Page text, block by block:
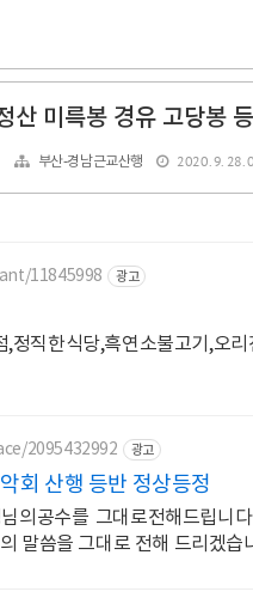
산 미륵봉 경유 고당봉
부산-경남근교산행 2020. 9. 28.
11845998 광고
정직한식당,흑연소불고기,오
2095432992 광고
회 산행 등반 정상등정
의공수를 그대로전해드립니
말씀을 그대로 전해 드리겠습